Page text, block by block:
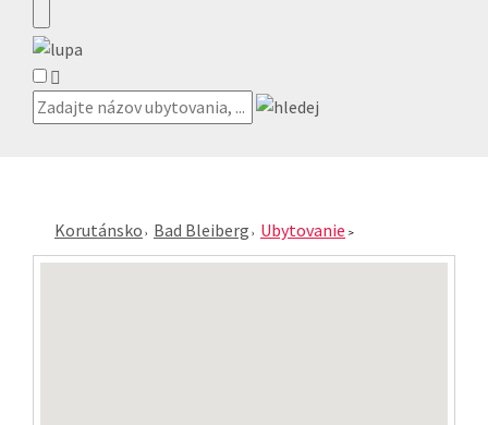
Korutánsko Bad Bleiberg Ubytovanie